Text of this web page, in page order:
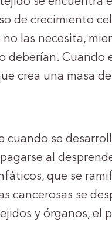
de crecimiento
las necesita,
deberían. Cuando
crea una masa
cuando se
al
que se
cancerosas se
y órganos, el